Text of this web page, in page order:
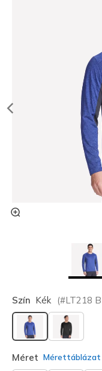
Szín Kék (#LT218
kiválasztva
Méret Mérettáblázat